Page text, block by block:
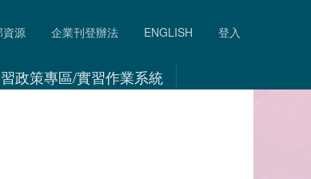
資源 企業刊登辦法 ENGLISH 登入
政策專區/實習作業系統